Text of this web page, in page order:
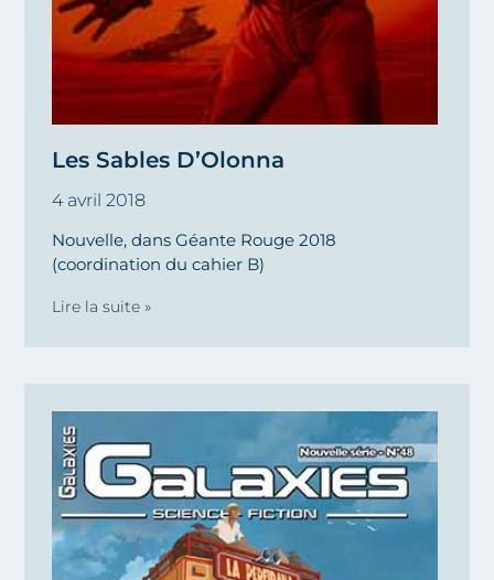
Les Sables D’Olonna
4 avril 2018
Nouvelle, dans Géante Rouge 2018
(coordination du cahier B)
Lire la suite »